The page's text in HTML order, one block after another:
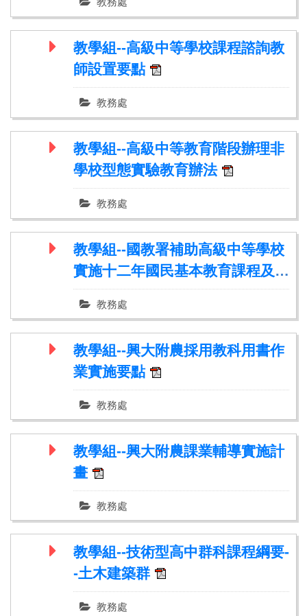
教學組--高級中等學校課程諮詢教
師設置要點
教務處
教學組--高級中等教育階段辦理非
學校型態實驗教育辦法
教務處
教學組--國教署補助高級中等學校
實施十二年國民基本教育課程及國
立高級中等 學校教師每週教學節
數標準新增鐘點費要點
教務處
教學組--興大附農採用教科用書作
業實施要點
教務處
教學組--興大附農課業輔導實施計
畫
教務處
教學組--技術型高中群科課程綱要-
-土木建築群
教務處